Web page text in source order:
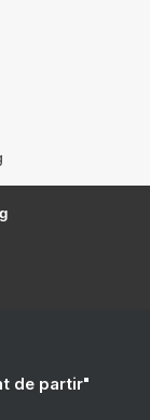
de partir"